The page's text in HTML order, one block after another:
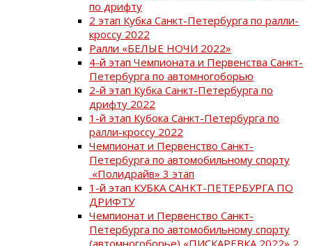
по дрифту
2 этап Кубка Санкт-Петербурга по ралли-
кроссу 2022
Ралли «БЕЛЫЕ НОЧИ 2022»
4-й этап Чемпионата и Первенства Санкт-
Петербурга по автомногоборью
2-й этап Кубка Санкт-Петербурга по
дрифту 2022
1-й этап Кубока Санкт-Петербурга по
ралли-кроссу 2022
Чемпионат и Первенство Санкт-
Петербурга по автомобильному спорту
«Полидрайв» 3 этап
1-й этап КУБКА САНКТ-ПЕТЕРБУРГА ПО
ДРИФТУ
Чемпионат и Первенство Санкт-
Петербурга по автомобильному спорту
(автомногоборье) «ПИСКАРЕВКА 2022» 2